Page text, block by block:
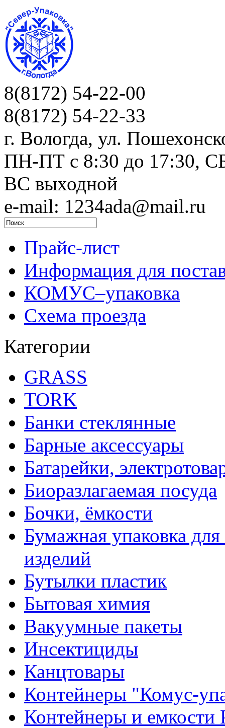
8(8172) 54-22-00
8(8172) 54-22-33
г. Вологда, ул.
ПН-ПТ c 8:30 до 17:30,
ВС выходной
e-mail: 1234ada@mail.ru
Прайс-лист
Информация для
КОМУС–упаковка
Схема проезда
Категории
GRASS
TORK
Банки стеклянные
Барные аксессуары
Батарейки,
Биоразлагаемая посуда
Бочки, ёмкости
Бумажная упаковка
изделий
Бутылки пластик
Бытовая химия
Вакуумные пакеты
Инсектициды
Канцтовары
Контейнеры "Комус-
Контейнеры и емкости